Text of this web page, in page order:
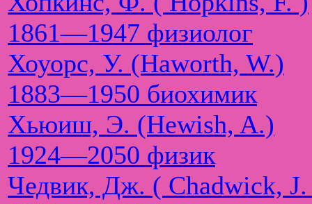
1861—1947 физиолог
Хоуорс, У. (Haworth, W.)
1883—1950 биохимик
Хьюиш, Э. (Hewish, A.)
1924—2050 физик
Чедвик, Дж. ( Chadwick,